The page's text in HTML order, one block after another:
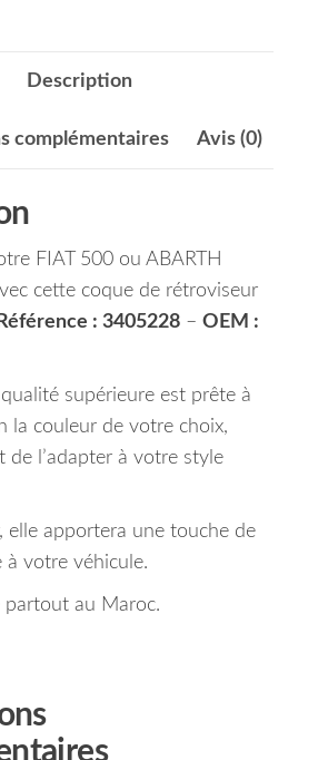
Description
complémentaires Avis (0)
FIAT 500 ou ABARTH
cette coque de rétroviseur
Référence : 3405228 – OEM :
supérieure est prête à
la couleur de votre choix,
de l’adapter à votre style
elle apportera une touche de
votre véhicule.
partout au Maroc.